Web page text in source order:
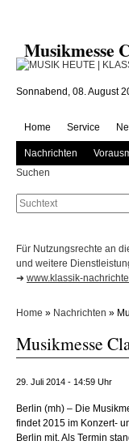
Musikmesse
Sonnabend, 08. August
Home Service
Nachrichten
Suchen
Für Nutzungsrechte an
und weitere
➜ www.klassik-
Home » Nachrichten »
Musikmesse
29. Juli 2014 - 14:59 Uhr
Berlin (mh) – Die
findet 2015 im Konzert-
Berlin mit. Als Termin